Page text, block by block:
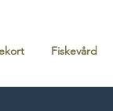
Fiskevård